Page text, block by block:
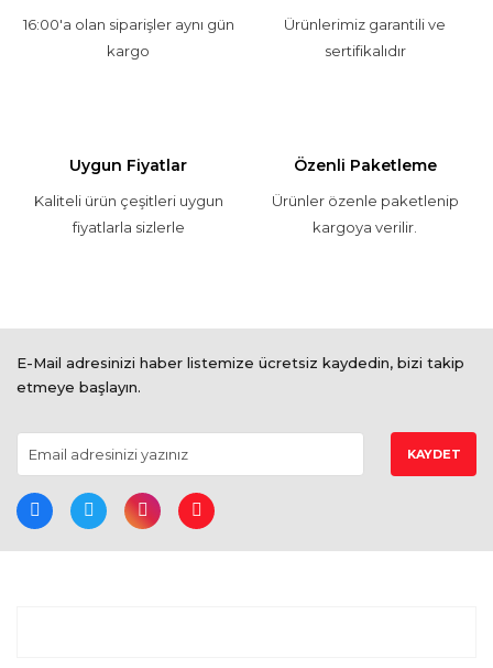
16:00'a olan siparişler aynı gün
kargo
Ürünlerimiz garantili ve
sertifikalıdır
Uygun Fiyatlar
Kaliteli ürün çeşitleri uygun
fiyatlarla sizlerle
Özenli Paketleme
Ürünler özenle paketlenip
kargoya verilir.
E-Mail adresinizi haber listemize ücretsiz kaydedin, bizi takip
etmeye başlayın.
KAYDET